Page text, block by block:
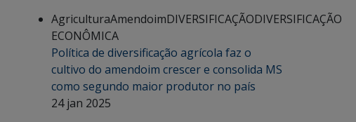
AgriculturaAmendoimDIVERSIFICAÇÃODIVERSIFICAÇÃO
ECONÔMICA
Política de diversificação agrícola faz o
cultivo do amendoim crescer e consolida MS
como segundo maior produtor no país
24 jan 2025